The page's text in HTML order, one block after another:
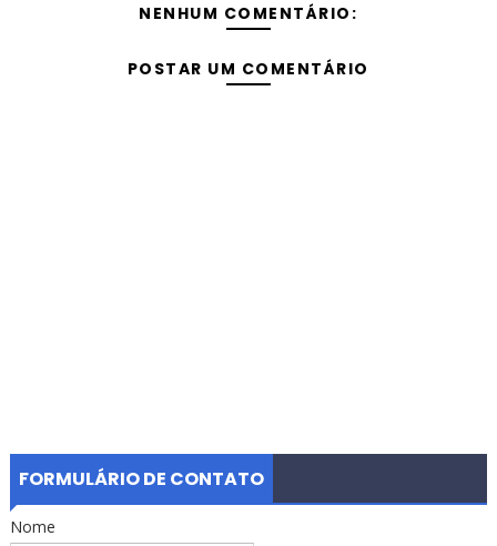
NENHUM COMENTÁRIO:
POSTAR UM COMENTÁRIO
FORMULÁRIO DE CONTATO
Nome